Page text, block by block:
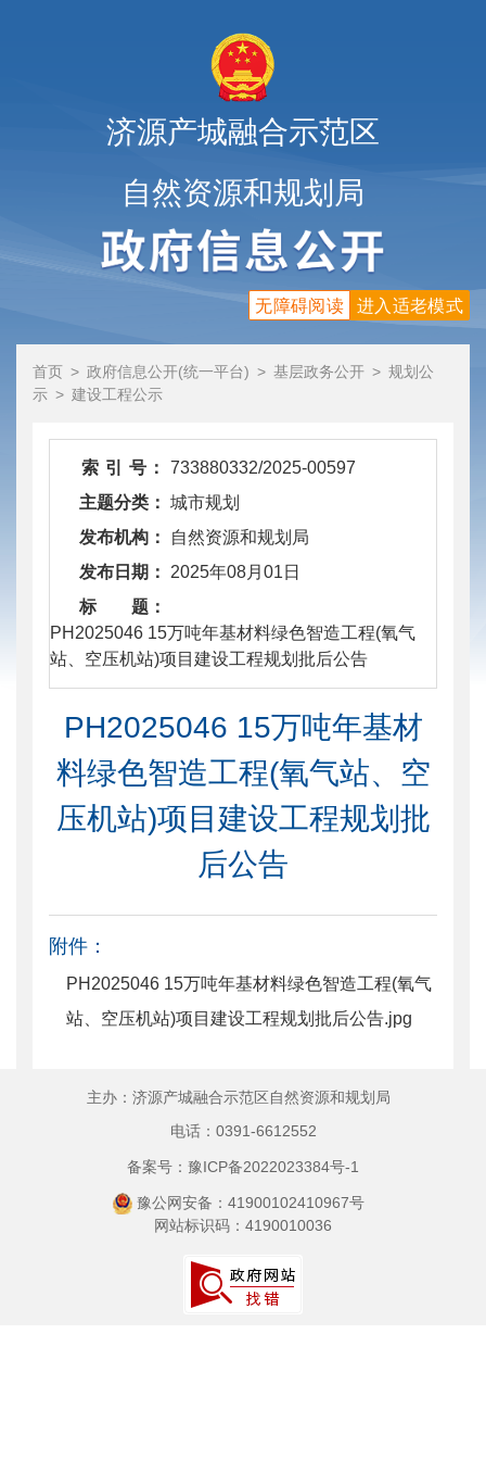
济源产城融合示范区
自然资源和规划局
进入适老模式
无障碍阅读
首页 > 政府信息公开(统一平台) > 基层政务公开 > 规划公
示 > 建设工程公示
索 引 号：
733880332/2025-00597
主题分类： 城市规划
发布机构：
自然资源和规划局
发布日期：
2025年08月01日
标 题：
​ PH2025046 15万吨年基材料绿色智造工程(氧气
站、空压机站)项目建设工程规划批后公告
PH2025046 15万吨年基材
料绿色智造工程(氧气站、空
压机站)项目建设工程规划批
后公告
附件：
PH2025046 15万吨年基材料绿色智造工程(氧气
站、空压机站)项目建设工程规划批后公告.jpg
主办：济源产城融合示范区自然资源和规划局
电话：0391-6612552
备案号：豫ICP备2022023384号-1
豫公网安备：41900102410967号
网站标识码：4190010036